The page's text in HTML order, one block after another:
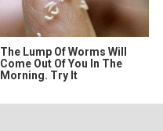
The Lump Of Worms Will
Come Out Of You In The
Morning. Try It